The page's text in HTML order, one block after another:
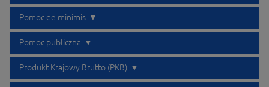
Pomoc de minimis
Pomoc publiczna
Produkt Krajowy Brutto (PKB)